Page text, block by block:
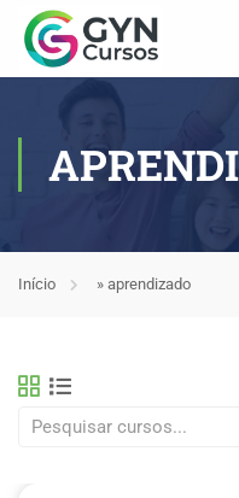
Início » aprendizado